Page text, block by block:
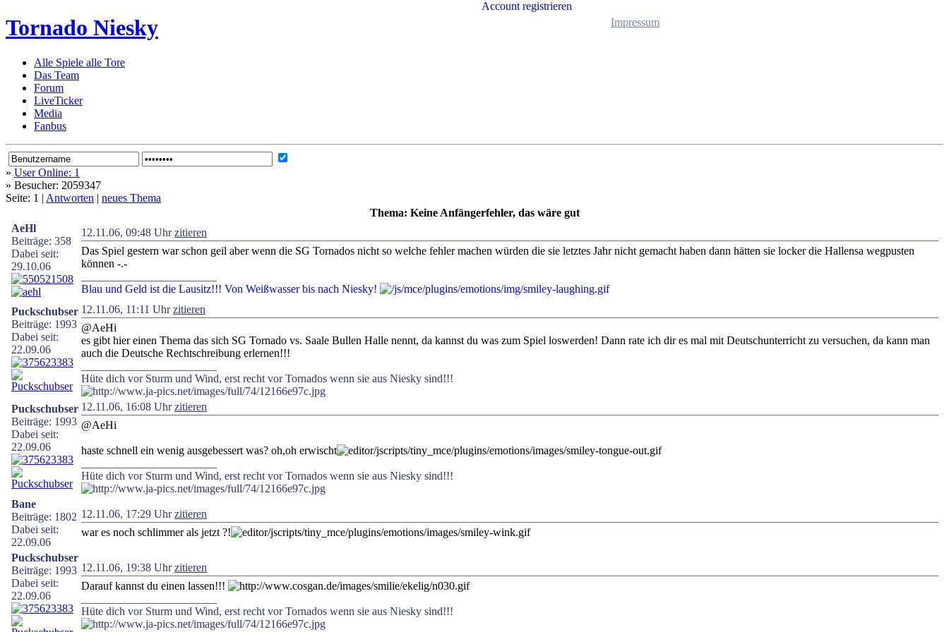
Tornado Niesky
Alle Spiele alle Tore
Das Team
Forum
LiveTicker
Media
Fanbus
Account registrieren
» User Online: 1
» Besucher: 2059347
Seite: 1 | Antworten | neues Thema
Thema: Keine Anfängerfehler, das wäre gut
AeHl
Beiträge: 358
Dabei seit:
29.10.06
12.11.06, 09:48 Uhrzitieren
Das Spiel gestern war schon geil aber wenn die SG Tornados nicht so welche fehler machen würden die sie letztes Jahr nicht gemacht haben dann hätten sie locker die Hallensa wegpusten
können -.-
Blau und Geld ist die Lausitz!!! Von Weißwasser bis nach Niesky!
Puckschubser
Beiträge: 1993
Dabei seit:
22.09.06
12.11.06, 11:11 Uhrzitieren
@AeHi
es gibt hier einen Thema das sich SG Tornado vs. Saale Bullen Halle nennt, da kannst du was zum Spiel loswerden! Dann rate ich dir es mal mit Deutschunterricht zu versuchen, da kann man
auch die Deutsche Rechtschreibung erlernen!!!
Hüte dich vor Sturm und Wind, erst recht vor Tornados wenn sie aus Niesky sind!!!
Puckschubser
Beiträge: 1993
Dabei seit:
22.09.06
12.11.06, 16:08 Uhrzitieren
@AeHi
haste schnell ein wenig ausgebessert was? oh,oh erwischt
Hüte dich vor Sturm und Wind, erst recht vor Tornados wenn sie aus Niesky sind!!!
Bane
Beiträge: 1802
Dabei seit:
22.09.06
12.11.06, 17:29 Uhrzitieren
war es noch schlimmer als jetzt ?!
Puckschubser
Beiträge: 1993
Dabei seit:
22.09.06
12.11.06, 19:38 Uhrzitieren
Darauf kannst du einen lassen!!!
Hüte dich vor Sturm und Wind, erst recht vor Tornados wenn sie aus Niesky sind!!!
Impressum